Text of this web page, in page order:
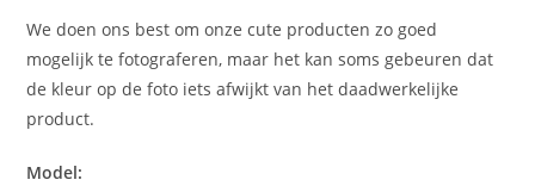
We doen ons best om onze cute producten zo goed
mogelijk te fotograferen, maar het kan soms gebeuren dat
de kleur op de foto iets afwijkt van het daadwerkelijke
product.
Model: